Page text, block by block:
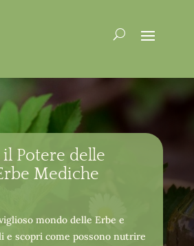
Potere delle
Mediche
mondo delle Erbe e
e scopri come possono nutrire